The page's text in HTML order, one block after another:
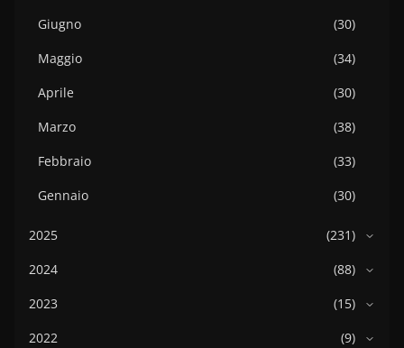
Giugno
(30)
Maggio
(34)
Aprile
(30)
Marzo
(38)
Febbraio
(33)
Gennaio
(30)
2025
(231)
2024
(88)
2023
(15)
2022
(9)